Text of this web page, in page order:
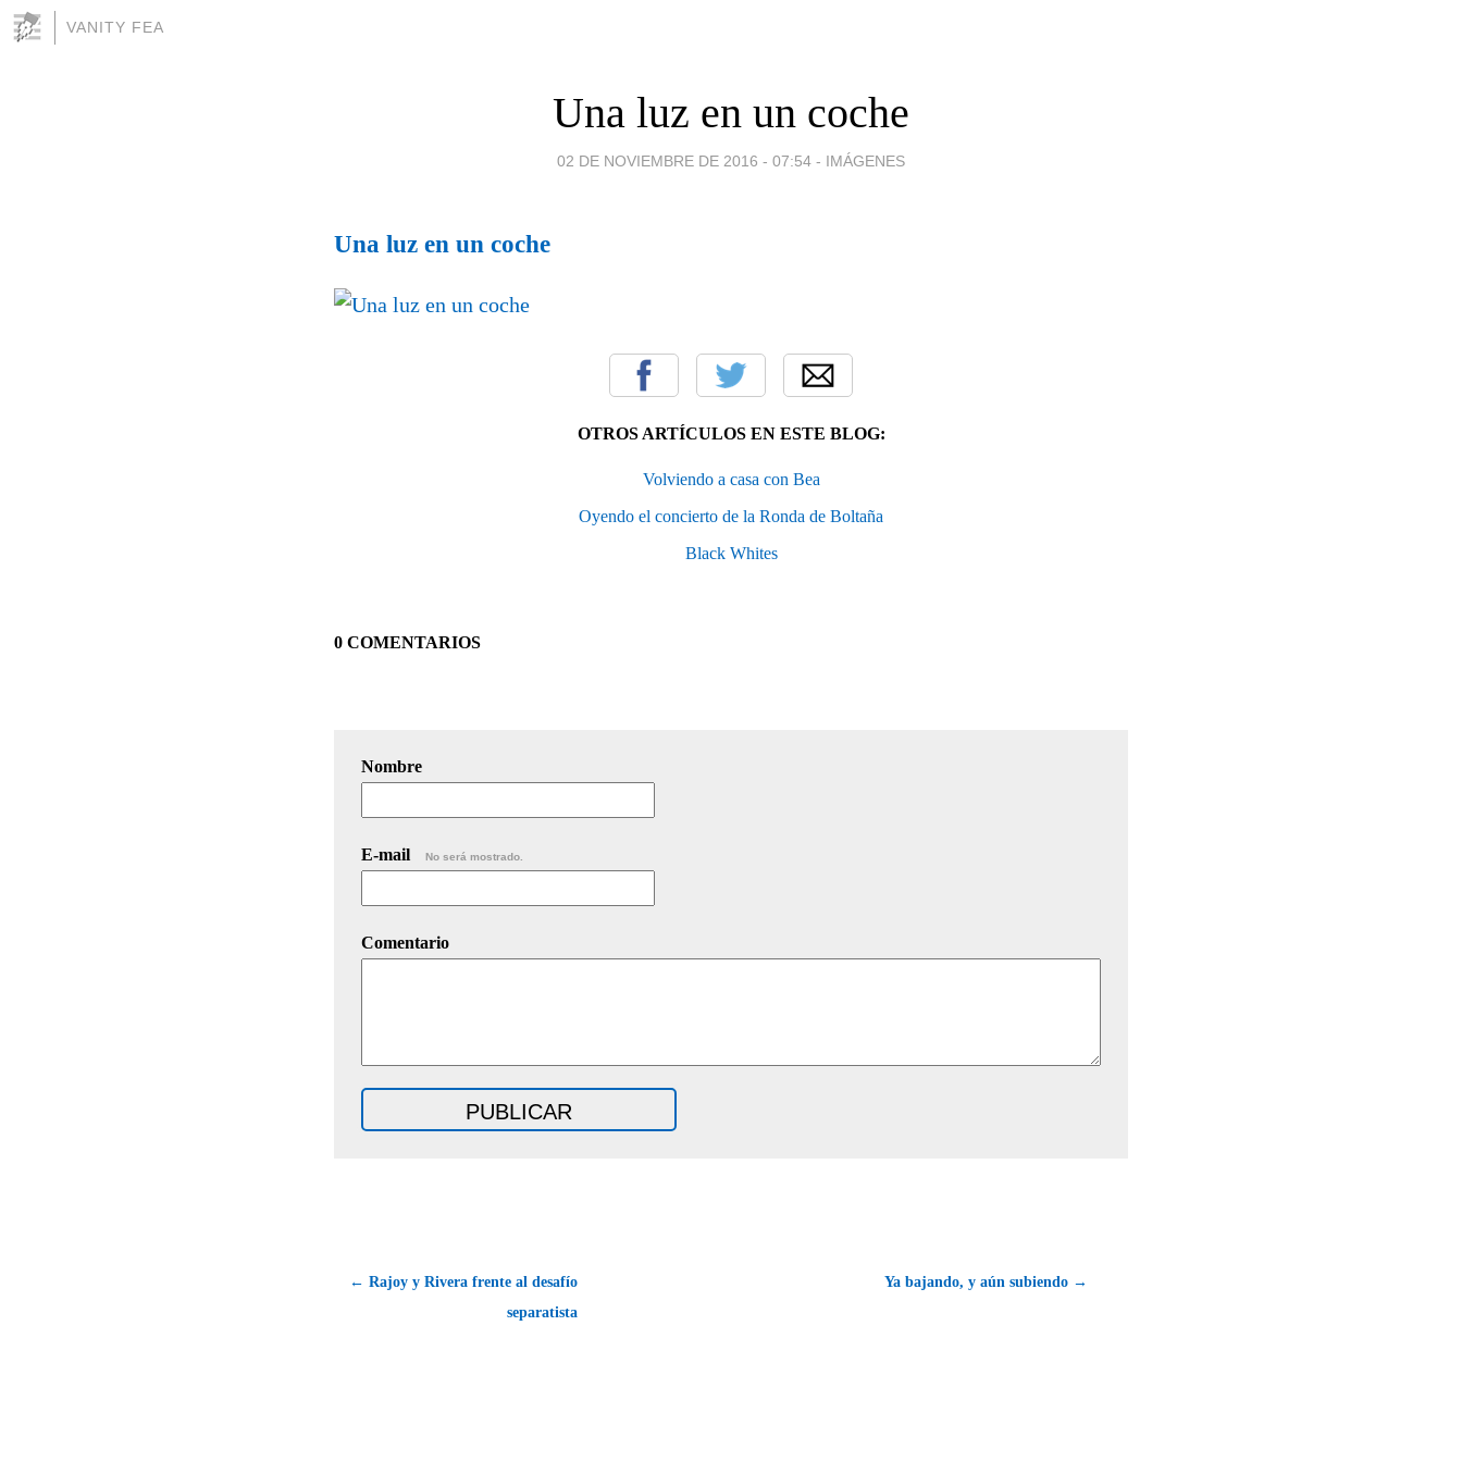
VANITY FEA
Una luz en un coche
02 DE NOVIEMBRE DE 2016 - 07:54 - IMÁGENES
Una luz en un coche
OTROS ARTÍCULOS EN ESTE BLOG:
Volviendo a casa con Bea
Oyendo el concierto de la Ronda de Boltaña
Black Whites
0 COMENTARIOS
Nombre
E-mail No será mostrado.
Comentario
← Rajoy y Rivera frente al desafío
separatista
Ya bajando, y aún subiendo →